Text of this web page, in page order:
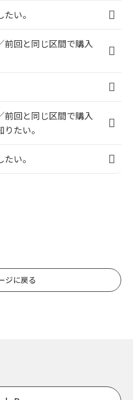
い。
前回と同じ区間で購入
前回と同じ区間で購入
たい。
い。
ジに戻る